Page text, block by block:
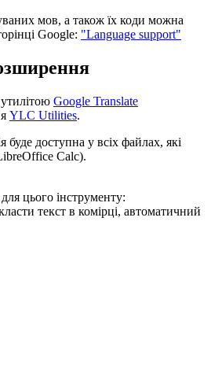
мов, а також їх коди можна
Google: "Language support"
Google Translate
YLC Utilities.
буде доступна у всіх файлах, які
Calc).
цього інструменту:
текст в комірці, автоматичний